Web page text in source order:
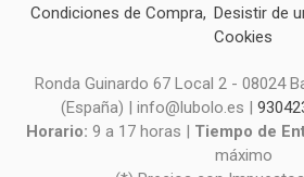
Condiciones de Compra Desistir de
Cookies
Ronda Guinardo 67 Local 2 - 08024
(España) | info@lubolo.es |
Horario: 9 a 17 horas | Tiempo de
máximo